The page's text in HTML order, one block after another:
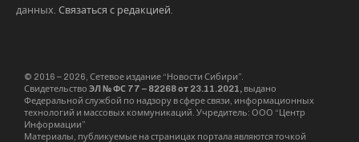
данных. Связаться с редакцией
© 2016 – 2026, Сетевое издание “Новости Сибири”.
Свидетельство ЭЛ № ФС 77 – 82268 от 23.11.2021, выдано
Федеральной службой по надзору в сфере связи, информационных
технологий и массовых коммуникаций. Учредитель: ООО “Центр
Информации”
Материалы, публикуемые на страницах портала являются точкой